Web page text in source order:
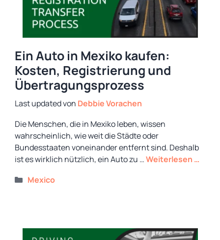
Ein Auto in Mexiko kaufen:
Kosten, Registrierung und
Übertragungsprozess
von Debbie Vorachen
Die Menschen, die in Mexiko leben, wissen
wahrscheinlich, wie weit die Städte oder
Bundesstaaten voneinander entfernt sind. Deshalb
ist es wirklich nützlich, ein Auto zu …Weiterlesen …
Kategorien
Mexico